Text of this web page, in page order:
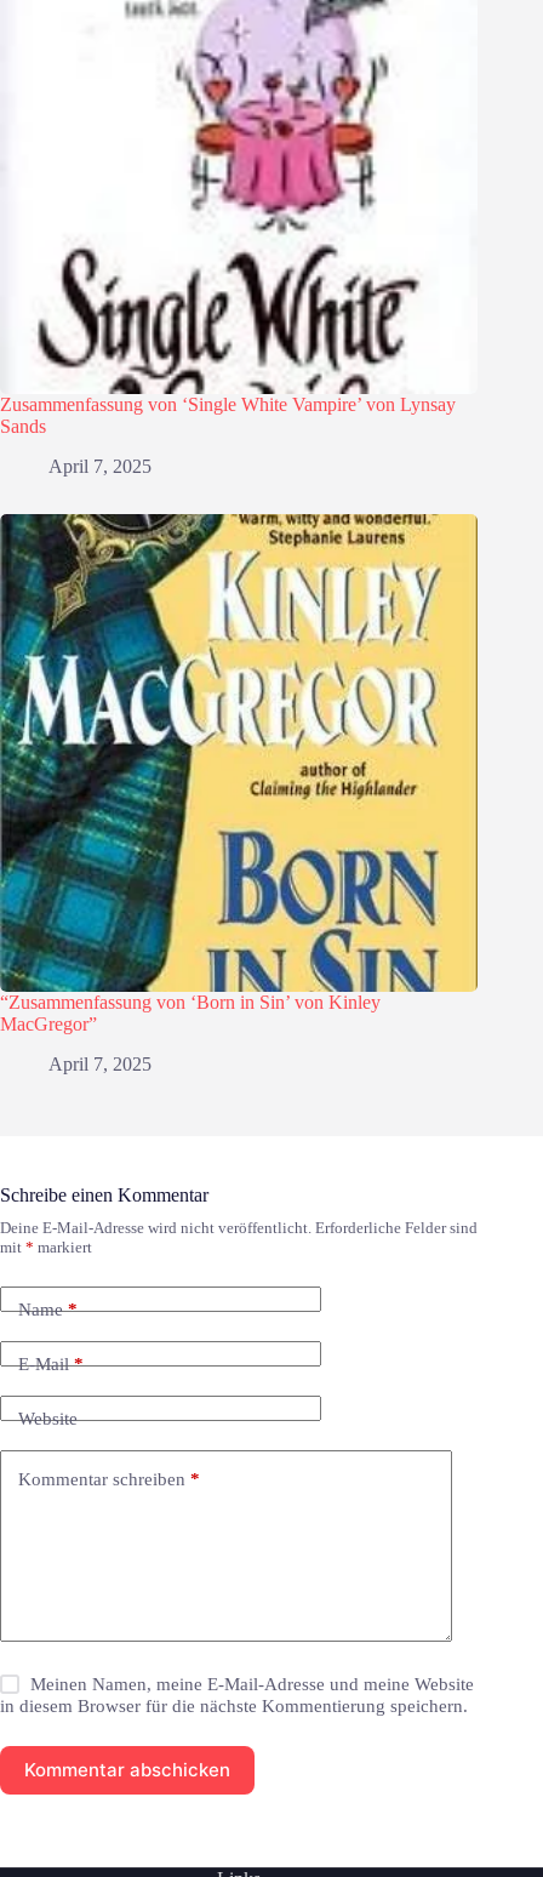
Zusammenfassung von ‘Single White Vampire’ von Lynsay
Sands
April 7, 2025
“Zusammenfassung von ‘Born in Sin’ von Kinley
MacGregor”
April 7, 2025
Schreibe einen Kommentar
Deine E-Mail-Adresse wird nicht veröffentlicht. Erforderliche Felder sind
mit * markiert
Name*
E-Mail*
Website
Kommentar schreiben *
Meinen Namen, meine E-Mail-Adresse und meine Website
in diesem Browser für die nächste Kommentierung speichern.
Kommentar abschicken